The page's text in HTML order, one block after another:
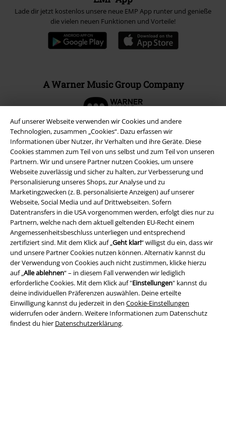
Auf unserer Webseite verwenden wir Cookies und andere
Technologien, zusammen „Cookies“. Dazu erfassen wir
Informationen über Nutzer, ihr Verhalten und ihre Geräte. Diese
Cookies stammen zum Teil von uns selbst und zum Teil von unseren
Partnern. Wir und unsere Partner nutzen Cookies, um unsere
Webseite zuverlässig und sicher zu halten, zur Verbesserung und
Personalisierung unseres Shops, zur Analyse und zu
Marketingzwecken (z. B. personalisierte Anzeigen) auf unserer
Webseite, Social Media und auf Drittwebseiten. Sofern
Datentransfers in die USA vorgenommen werden, erfolgt dies nur zu
Partnern, welche nach dem aktuell geltenden EU-Recht einem
Angemessenheitsbeschluss unterliegen und entsprechend
zertifiziert sind. Mit dem Klick auf „ Geht klar!“ willigst du ein, dass wir
und unsere Partner Cookies nutzen können. Alternativ kannst du
der Verwendung von Cookies auch nicht zustimmen, klicke hierzu
auf „ Alle ablehnen“ – in diesem Fall verwenden wir lediglich
erforderliche Cookies. Mit dem Klick auf "Einstellungen" kannst du
deine individuellen Präferenzen auswählen. Deine erteilte
Einwilligung kannst du jederzeit in den Cookie-Einstellungen
widerrufen oder ändern. Weitere Informationen zum Datenschutz
findest du hier Datenschutzerklärung.
Lade dir jetzt kostenlos unsere neue EMP App runter und genieße
die vielen neuen Funktionen und Vorteile!
A Warner Music Group Company
Rechtliches
AGB
Impressum
Datenschutz
Entsorgung und Umweltschutz